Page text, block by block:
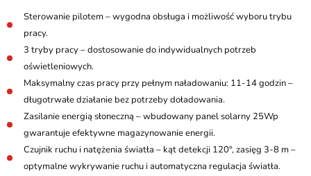
Sterowanie pilotem – wygodna obsługa i możliwość wyboru trybu
pracy.
3 tryby pracy – dostosowanie do indywidualnych potrzeb
oświetleniowych.
Maksymalny czas pracy przy pełnym naładowaniu: 11-14 godzin –
długotrwałe działanie bez potrzeby doładowania.
Zasilanie energią słoneczną – wbudowany panel solarny 25Wp
gwarantuje efektywne magazynowanie energii.
Czujnik ruchu i natężenia światła – kąt detekcji 120°, zasięg 3-8 m –
optymalne wykrywanie ruchu i automatyczna regulacja światła.